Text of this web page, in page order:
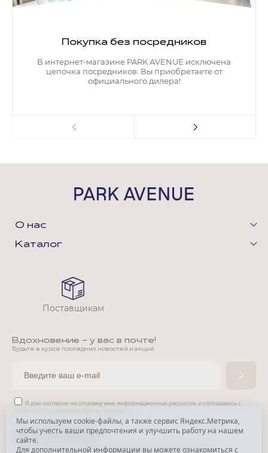
Покупка без посредников
В интернет-магазине PARK AVENUE исключена
цепочка посредников. Вы приобретаете от
официального дилера!
О нас
Каталог
Вдохновение - у вас в почте!
Будьте в курсе последних новостей и акций
Я даю согласие на отправку мне информационных рассылок, и соглашаюсь с
*
Признана экстремистской организацией и запрещена в РФ.
Поставщикам
Мы используем cookie-файлы, а также сервис Яндекс.Метрика,
чтобы учесть ваши предпочтения и улучшить работу на нашем
сайте.
Для дополнительной информации вы можете ознакомиться с